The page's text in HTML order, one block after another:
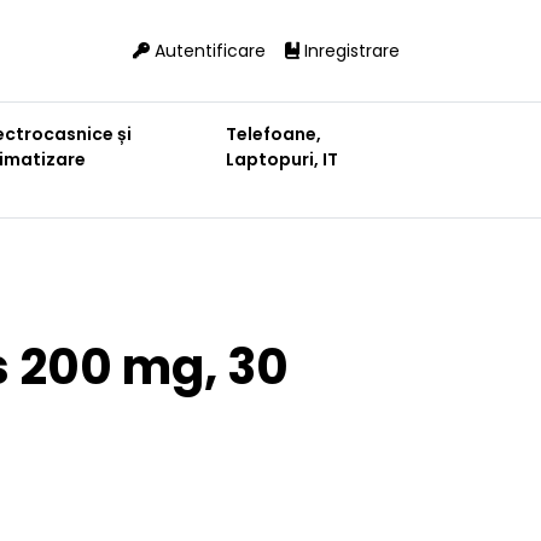
Autentificare Inregistrare
și
Telefoane,
Laptopuri, IT
200 mg, 30